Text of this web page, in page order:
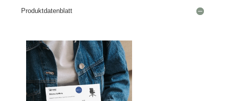
Produktdatenblatt